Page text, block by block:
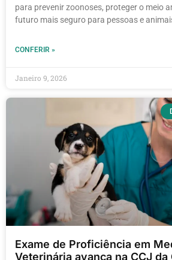
para prevenir zoonoses, proteger o meio
futuro mais seguro para pessoas e
CONFERIR »
Janeiro 9, 2026
Exame de Proficiência em
Veterinária avança na CCJ da